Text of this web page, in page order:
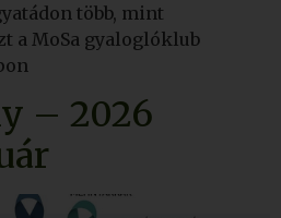
több, mint
a MoSa gyaloglóklub
– 2026